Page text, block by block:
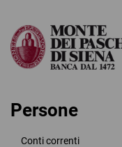
Conti correnti
Persone